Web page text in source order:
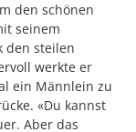
den schönen
seinem
den steilen
werkte er
ein Männlein zu
«Du kannst
Aber das